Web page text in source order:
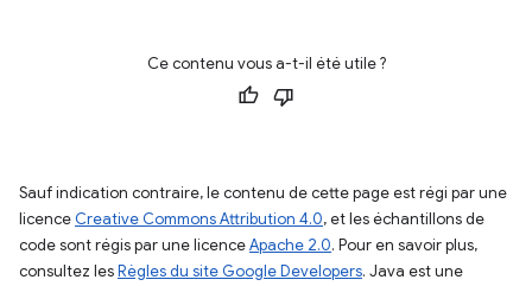
Ce contenu vous a-t-il été utile ?
Sauf indication contraire, le contenu de cette page est régi par une
licence Creative Commons Attribution 4.0, et les échantillons de
code sont régis par une licenceApache 2.0. Pour en savoir plus,
consultez lesRègles du site Google Developers. Java est une